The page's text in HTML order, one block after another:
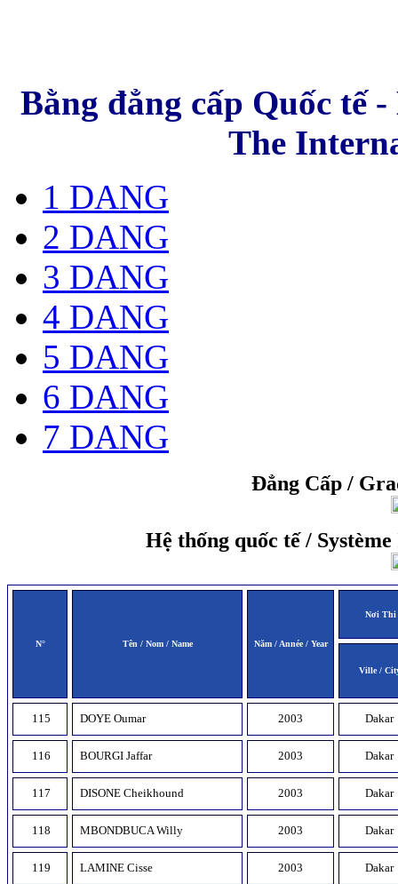
Bằng đẳng cấp Quốc tế
The
1 DANG
2 DANG
3 DANG
4 DANG
5 DANG
6 DANG
7 DANG
Đẳng Cấp /
Hệ thống quốc tế /
N° Tên / Nom / Name Năm / Année / Year
Nơi Thi
Ville /
115 DOYE Oumar 2003 Dakar
116 BOURGI Jaffar 2003 Dakar
117 DISONE Cheikhound 2003 Dakar
118 MBONDBUCA Willy 2003 Dakar
119 LAMINE Cisse 2003 Dakar